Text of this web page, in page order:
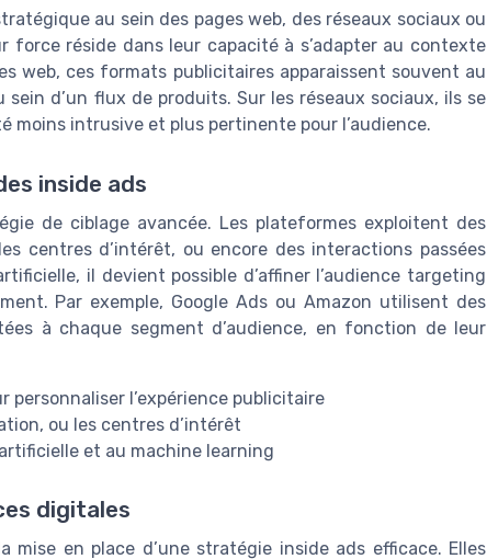
au sein des pages web, des réseaux sociaux ou
force réside dans leur capacité à s’adapter au contexte
web, ces formats publicitaires apparaissent souvent au
d’un flux de produits. Sur les réseaux sociaux, ils se
intrusive et plus pertinente pour l’audience.
inside ads
de ciblage avancée. Les plateformes exploitent des
centres d’intérêt, ou encore des interactions passées
il devient possible d’affiner l’audience targeting
Par exemple, Google Ads ou Amazon utilisent des
à chaque segment d’audience, en fonction de leur
personnaliser l’expérience publicitaire
ou les centres d’intérêt
et au machine learning
digitales
en place d’une stratégie inside ads efficace. Elles